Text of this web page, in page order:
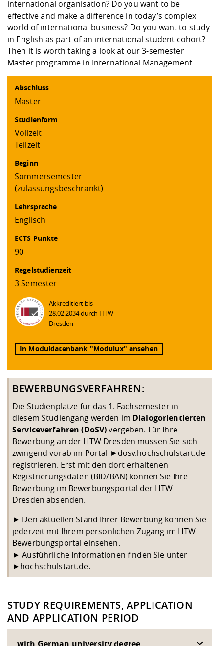
Vorbereitung
Checkliste zum
Studien- und
und Physik
Studieren in
Lebenslagen
Studentenwerk
Career Service
Lehren,
Weiterbilden im
Formulare und
Formulare und
FIS -
Prototyping und
Gründung und
Kontakt &
Klimaschutz &
Gremien und
Informatik/
Landbau/
Maschinenbau
Angebote für Unternehmen
Kontakt und Anfahrt
Qualitätssicherung
international organisation? Do you want to be
effective and make a difference in today’s complex
world of international business? Do you want to study
in English as part of an international student cohort?
Then it is worth taking a look at our 3-semester
Master programme in International Management.
Abschluss
Master
Studienform
Vollzeit
Teilzeit
Beginn
Sommersemester
(zulassungsbeschränkt)
Akkreditiert bis
28.02.2034 durch HTW
Dresden
Lehrsprache
Englisch
ECTS Punkte
90
Regelstudienzeit
3 Semester
In Moduldatenbank "Modulux" ansehen
BEWERBUNGSVERFAHREN:
Die Studienplätze für das 1. Fachsemester in
diesem Studiengang werden im Dialogorientierten
Serviceverfahren (DoSV)vergeben. Für Ihre
Bewerbung an der HTW Dresden müssen Sie sich
zwingend vorab im Portal ►dosv.hochschulstart.de
registrieren. Erst mit den dort erhaltenen
Registrierungsdaten (BID/BAN) können Sie Ihre
Bewerbung im Bewerbungsportal der HTW
Dresden absenden.
► Den aktuellen Stand Ihrer Bewerbung können Sie
jederzeit mit Ihrem persönlichen Zugang im HTW-
Bewerbungsportal einsehen.
► Ausführliche Informationen finden Sie unter
►hochschulstart.de.
STUDY REQUIREMENTS, APPLICATION
AND APPLICATION PERIOD
with German university degree